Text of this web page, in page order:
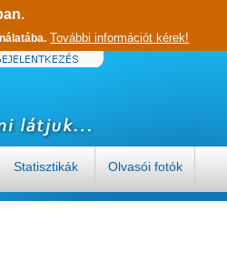
További információt kérek!
Statisztikák Olvasói fotók